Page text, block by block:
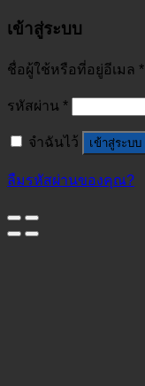
เข้าสู่ระบบ
ชื่อผู้ใช้หรือที่อยู่อีเมล *
รหัสผ่าน *
จำฉันไว้ เข้าสู่ระบบ
ลืมรหัสผ่านของคุณ?